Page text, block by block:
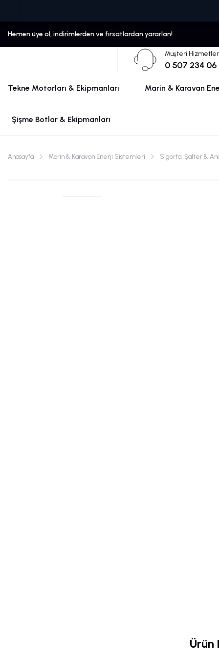
Hemen üye ol, indirimlerden ve fırsatlardan yararlan!
Müşteri
0 507 234 06
Tekne Motorları & Ekipmanları Marin & Karavan
Şişme Botlar & Ekipmanları
Anasayfa Marin & Karavan Enerji Sistemleri Sigorta, Şalter &
Ürün